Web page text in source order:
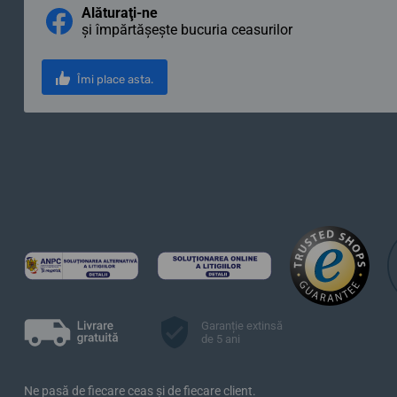
Alăturaţi-ne
și împărtășește bucuria ceasurilor
Îmi place asta.
Garanție extinsă
de 5 ani
Ne pasă de fiecare ceas și de fiecare client.